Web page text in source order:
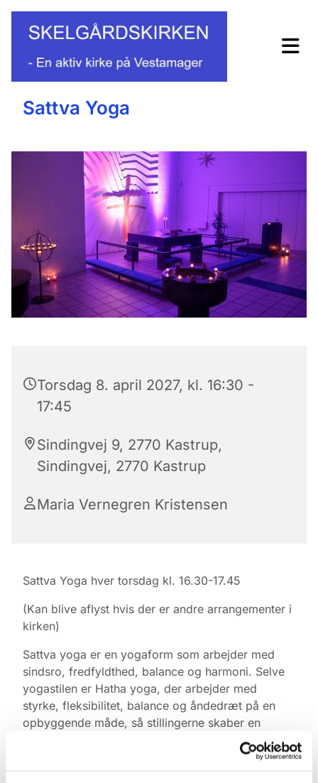
Sattva Yoga
Torsdag 8. april 2027, kl. 16:30 -
17:45
Sindingvej 9, 2770 Kastrup,
Sindingvej, 2770 Kastrup
Maria Vernegren Kristensen
Sattva Yoga hver torsdag kl. 16.30-17.45
(Kan blive aflyst hvis der er andre arrangementer i
kirken)
Sattva yoga er en yogaform som arbejder med
sindsro, fredfyldthed, balance og harmoni. Selve
yogastilen er Hatha yoga, der arbejder med
styrke, fleksibilitet, balance og åndedræt på en
opbyggende måde, så stillingerne skaber en
Yogaen er gratis. Medbring gerne egen måtte,